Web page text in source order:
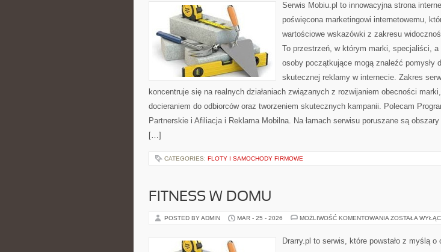
AUTOMATYZACJA
Serwis Mobiu.pl to innowacyjna strona
poświęcona marketingowi internetowemu,
wartościowe wskazówki z zakresu
To przestrzeń, w którym marki, specjaliści, a
osoby początkujące mogą znaleźć pomysły
skutecznej reklamy w internecie. Zakres
koncentruje się na realnych działaniach związanych z rozwijaniem obecności marki,
docieraniem do odbiorców oraz tworzeniem skutecznych kampanii. Polecam
Partnerskie i Afiliacja i Reklama Mobilna. Na łamach serwisu poruszane są
[…]
CATEGORIES: FLOTY I SAMOCHODY FIRMOWE
FITNESS W DOMU
POSTED BY ADMIN MAR - 25 - 2026 MOŻLIWOŚĆ KOMENTOWANIA FITNESS
ZOSTAŁA
Drarry.pl to serwis, które powstało z myślą o